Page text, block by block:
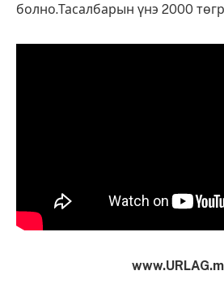
болно.Тасалбарын үнэ 2000